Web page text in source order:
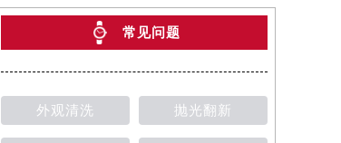
常见问题
外观清洗 抛光翻新